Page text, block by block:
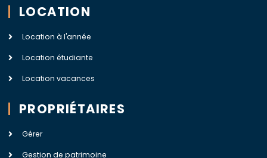
LOCATION
Location à l'année
Location étudiante
Location vacances
PROPRIÉTAIRES
Gérer
Gestion de patrimoine